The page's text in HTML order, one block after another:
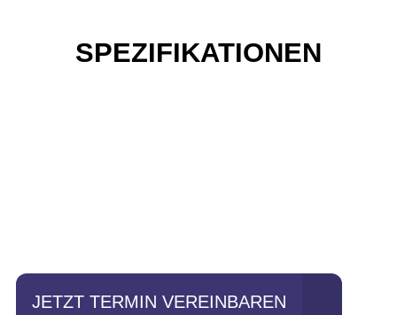
SPEZIFIKATIONEN
JETZT TERMIN VEREINBAREN